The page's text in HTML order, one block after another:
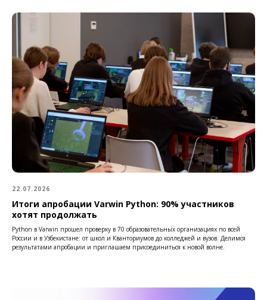
22.07.2026
Итоги апробации Varwin Python: 90% участников
хотят продолжать
Python в Varwin прошел проверку в 70 образовательных организациях по всей
России и в Узбекистане: от школ и Кванториумов до колледжей и вузов. Делимся
результатами апробации и приглашаем присоединиться к новой волне.